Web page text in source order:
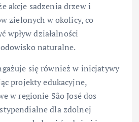
akcje sadzenia drzew i
zielonych w okolicy, co
wpływ działalności
naturalne.
się również w inicjatywy
projekty edukacyjne,
w regionie São José dos
dla zdolnej